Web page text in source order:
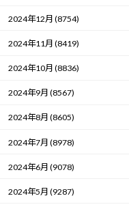
2024年12月 (8754)
2024年11月 (8419)
2024年10月 (8836)
2024年9月 (8567)
2024年8月 (8605)
2024年7月 (8978)
2024年6月 (9078)
2024年5月 (9287)